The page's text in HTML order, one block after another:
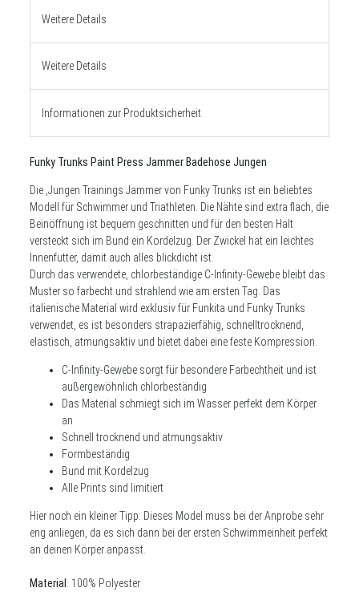
Weitere Details
Weitere Details
Informationen zur Produktsicherheit
Funky Trunks Paint Press Jammer Badehose Jungen
Die ,Jungen Trainings Jammer von Funky Trunks ist ein beliebtes
Modell für Schwimmer und Triathleten. Die Nähte sind extra flach, die
Beinöffnung ist bequem geschnitten und für den besten Halt
versteckt sich im Bund ein Kordelzug. Der Zwickel hat ein leichtes
Innenfutter, damit auch alles blickdicht ist.
Durch das verwendete, chlorbeständige C-Infinity-Gewebe bleibt das
Muster so farbecht und strahlend wie am ersten Tag. Das
italienische Material wird exklusiv für Funkita und Funky Trunks
verwendet, es ist besonders strapazierfähig, schnelltrocknend,
elastisch, atmungsaktiv und bietet dabei eine feste Kompression.
C-Infinity-Gewebe sorgt für besondere Farbechtheit und ist
außergewöhnlich chlorbeständig
Das Material schmiegt sich im Wasser perfekt dem Körper
an
Schnell trocknend und atmungsaktiv
Formbeständig
Bund mit Kordelzug
Alle Prints sind limitiert
Hier noch ein kleiner Tipp: Dieses Model muss bei der Anprobe sehr
eng anliegen, da es sich dann bei der ersten Schwimmeinheit perfekt
an deinen Körper anpasst.
Material : 100% Polyester